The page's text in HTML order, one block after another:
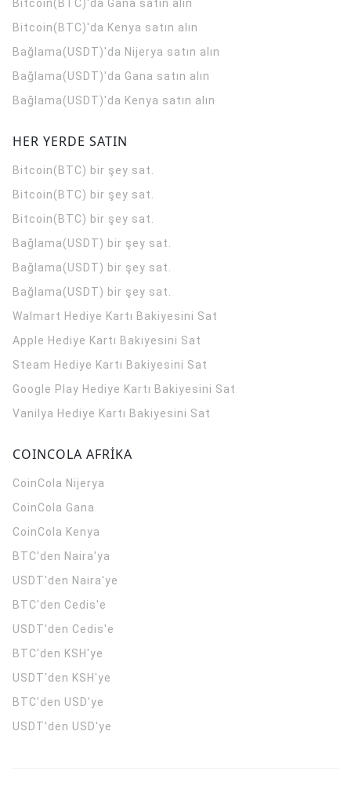
Bitcoin(BTC)'da Gana satın alın
Bitcoin(BTC)'da Kenya satın alın
Bağlama(USDT)'da Nijerya satın alın
Bağlama(USDT)'da Gana satın alın
Bağlama(USDT)'da Kenya satın alın
HER YERDE SATIN
Bitcoin(BTC) bir şey sat.
Bitcoin(BTC) bir şey sat.
Bitcoin(BTC) bir şey sat.
Bağlama(USDT) bir şey sat.
Bağlama(USDT) bir şey sat.
Bağlama(USDT) bir şey sat.
Walmart Hediye Kartı Bakiyesini Sat
Apple Hediye Kartı Bakiyesini Sat
Steam Hediye Kartı Bakiyesini Sat
Google Play Hediye Kartı Bakiyesini Sat
Vanilya Hediye Kartı Bakiyesini Sat
COINCOLA AFRİKA
CoinCola Nijerya
CoinCola Gana
CoinCola Kenya
BTC'den Naira'ya
USDT'den Naira'ye
BTC'den Cedis'e
USDT'den Cedis'e
BTC'den KSH'ye
USDT'den KSH'ye
BTC'den USD'ye
USDT'den USD'ye